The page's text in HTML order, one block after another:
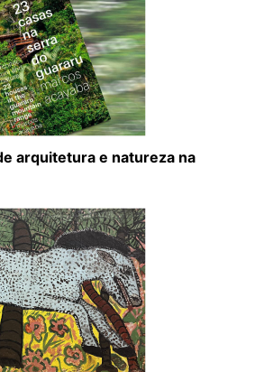
arquitetura e natureza na